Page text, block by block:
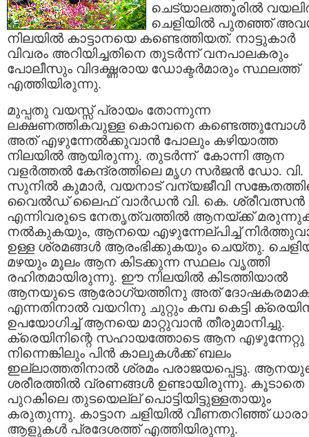
ചെട്യാലത്തൂരില്‍
ചെളിയില്‍ പുതഞ്ഞ്
നിലയില്‍ കാട്ടാനയെ കണ്ടെത്തിയത്. നാട്ടുകാര്‍
വിവരം അറിയിച്ചതിനെ തുടര്‍ന്ന് വനപാലകരും
പോലീസും വിദഗ്ദ്ധരായ ഡോക്ടര്‍മാരും സ്ഥലത്ത്
എത്തിയിരുന്നു.
മുപ്പതു വയസ്സ് പ്രായം തോന്നുന്ന
ലക്ഷണത്തികവുള്ള കൊമ്പനെ കണ്ടെത്തുമ്പോള്‍
അത് എഴുന്നേല്‍ക്കുവാന്‍ പോലും കഴിയാത്ത
നിലയില്‍ ആയിരുന്നു. തുടര്‍ന്ന് കോന്നി ആന
വളര്‍ത്തല്‍ കേന്ദ്രത്തിലെ മൃഗ സര്‍ജന്‍ ഡോ. വി.
സുനില്‍ കുമാര്‍, വയനാട് വന്യജീവി
വൈല്‍ഡ് ലൈഫ് വാര്‍ഡന്‍ വി. കെ. ശ്രീവത്സന്‍
എന്നിവരുടെ നേതൃത്വത്തില്‍ ആനയ്ക്ക്
നല്‍കുകയും, ആനയെ എഴുന്നേല്പിച്ച്
ഉള്ള ശ്രമങ്ങള്‍ ആരംഭിക്കുകയും ചെയ്തു.
മഴയും മൂലം ആന കിടക്കുന്ന സ്ഥലം വൃത്തി
രഹിതമായിരുന്നു. ഈ നിലയില്‍ കിടത്തിയാല്‍
ആനയുടെ ആരോഗ്യത്തിനു അത്
എന്നതിനാല്‍ വയറിനു ചുറ്റും കമ്പ കെട്ടി
ഉപയോഗിച്ച് ആനയെ മാറ്റുവാന്‍ തീരുമാനിച്ചു.
ക്രെയിനിന്റെ സഹായത്തോടെ ആന എഴുന്നേറ്റു
നിന്നെങ്കിലും പിന്‍ കാലുകള്‍ക്ക് ബലം
ഇല്ലാത്തതിനാല്‍ ശ്രമം പരാജയപ്പെട്ടു.
ശരീരത്തില്‍ വ്രണങ്ങള്‍ ഉണ്ടായിരുന്നു. കൂടാതെ
പുറകിലെ തുടയെല്ല് പൊട്ടിയിട്ടുള്ളതായും
കരുതുന്നു. കാട്ടാന ചളിയില്‍ വീണതറിഞ്ഞ്
ആളുകള്‍ പ്രദേശത്ത് എത്തിയിരുന്നു.